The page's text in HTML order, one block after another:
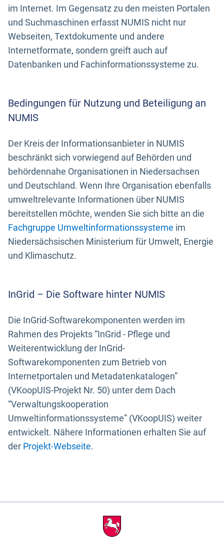
im Internet. Im Gegensatz zu den meisten Portalen
und Suchmaschinen erfasst NUMIS nicht nur
Webseiten, Textdokumente und andere
Internetformate, sondern greift auch auf
Datenbanken und Fachinformationssysteme zu.
Bedingungen für Nutzung und Beteiligung an
NUMIS
Der Kreis der Informationsanbieter in NUMIS
beschränkt sich vorwiegend auf Behörden und
behördennahe Organisationen in Niedersachsen
und Deutschland. Wenn Ihre Organisation ebenfalls
umweltrelevante Informationen über NUMIS
bereitstellen möchte, wenden Sie sich bitte an die
Fachgruppe Umweltinformationssysteme im
Niedersächsischen Ministerium für Umwelt, Energie
und Klimaschutz.
InGrid – Die Software hinter NUMIS
Die InGrid-Softwarekomponenten werden im
Rahmen des Projekts “InGrid - Pflege und
Weiterentwicklung der InGrid-
Softwarekomponenten zum Betrieb von
Internetportalen und Metadatenkatalogen”
(VKoopUIS-Projekt Nr. 50) unter dem Dach
“Verwaltungskooperation
Umweltinformationssysteme” (VKoopUIS) weiter
entwickelt. Nähere Informationen erhalten Sie auf
der Projekt-Webseite.